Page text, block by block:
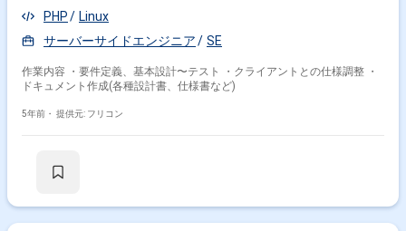
PHP
Linux
サーバーサイドエンジニア
SE
作業内容 ・要件定義、基本設計〜テスト ・クライアントとの仕様調整 ・
ドキュメント作成(各種設計書、仕様書など)
5年前・ 提供元: フリコン